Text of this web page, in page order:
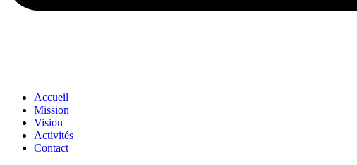
Accueil
Mission
Vision
Activités
Contact